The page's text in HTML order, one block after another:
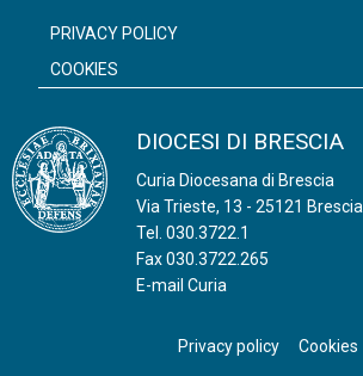
DIOCESI DI BRESCIA
Curia Diocesana di Brescia
Via Trieste, 13 - 25121 Brescia
Tel. 030.3722.1
Fax 030.3722.265
E-mail Curia
PRIVACY POLICY
COOKIES
Privacy policy Cookies